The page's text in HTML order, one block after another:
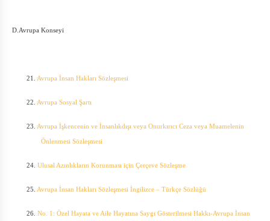
D.Avrupa Konseyi
21. Avrupa İnsan Hakları Sözleşmesi
22. Avrupa Sosyal Şartı
23. Avrupa İşkencenin ve İnsanlıkdışı veya Onurkırıcı Ceza veya Muamelenin
Önlenmesi Sözleşmesi
24. Ulusal Azınlıkların Korunması için Çerçeve Sözleşme
25. Avrupa İnsan Hakları Sözleşmesi İngilizce – Türkçe Sözlüğü
26. No. 1: Özel Hayata ve Aile Hayatına Saygı Gösterilmesi Hakkı-Avrupa İnsan